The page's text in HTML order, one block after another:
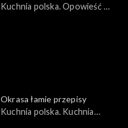
Kuchnia polska. Opowieść o
Okrasa łamie przepisy
Kuchnia polska. Kuchnia